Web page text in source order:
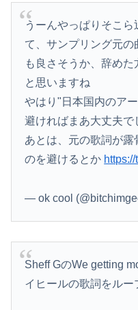
うーんやっぱりそこ
て、サンプリング元
も良さそうか、辞め
と思いますね
やはり"日本国内のア
避ければまあ大丈夫で
あとは、元の歌詞が
のを避けるとか
— ok cool
Sheff GのWe getting
イヒールの歌詞をルー